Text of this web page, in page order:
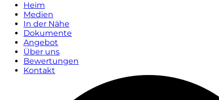
Heim
Medien
In der Nähe
Dokumente
Angebot
Über uns
Bewertungen
Kontakt